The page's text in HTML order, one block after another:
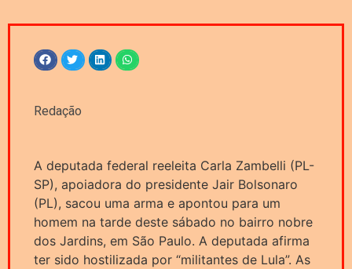
Redação
A deputada federal reeleita Carla Zambelli (PL-
SP), apoiadora do presidente Jair Bolsonaro
(PL), sacou uma arma e apontou para um
homem na tarde deste sábado no bairro nobre
dos Jardins, em São Paulo. A deputada afirma
ter sido hostilizada por “militantes de Lula”. As